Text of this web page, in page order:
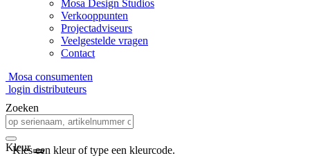
Mosa Design Studios
Verkooppunten
Projectadviseurs
Veelgestelde vragen
Contact
Mosa consumenten
login distributeurs
Zoeken
Kleur
Kies een kleur of type een kleurcode.